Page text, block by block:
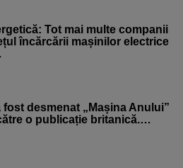
Tot mai multe companii
încărcării mașinilor electrice
fost desmenat „Mașina Anului”
o publicație britanică.…